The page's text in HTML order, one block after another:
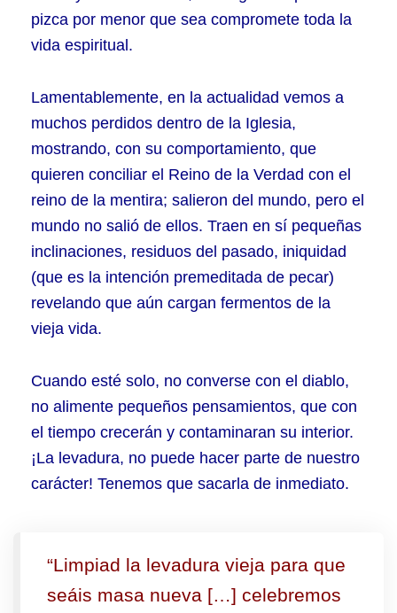
pizca por menor que sea compromete toda la
vida espiritual.
Lamentablemente, en la actualidad vemos a
muchos perdidos dentro de la Iglesia,
mostrando, con su comportamiento, que
quieren conciliar el Reino de la Verdad con el
reino de la mentira; salieron del mundo, pero el
mundo no salió de ellos. Traen en sí pequeñas
inclinaciones, residuos del pasado, iniquidad
(que es la intención premeditada de pecar)
revelando que aún cargan fermentos de la
vieja vida.
Cuando esté solo, no converse con el diablo,
no alimente pequeños pensamientos, que con
el tiempo crecerán y contaminaran su interior.
¡La levadura, no puede hacer parte de nuestro
carácter! Tenemos que sacarla de inmediato.
“Limpiad la levadura vieja para que
seáis masa nueva […] celebremos